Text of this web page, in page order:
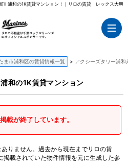
II 浦和の1K賃貸マンション！｜リロの賃貸 レックス大興
ま市浦和区の賃貸情報一覧 アクシーズタワー浦
浦和の1K賃貸マンション
載が終了しています。
りません。過去から現在までリロの賃
載されていた物件情報を元に生成した参